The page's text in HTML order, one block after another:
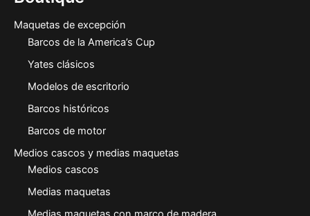
Maquetas de excepción
Barcos de la America’s Cup
Yates clásicos
Modelos de escritorio
Barcos históricos
Barcos de motor
Medios cascos y medias maquetas
Medios cascos
Medias maquetas